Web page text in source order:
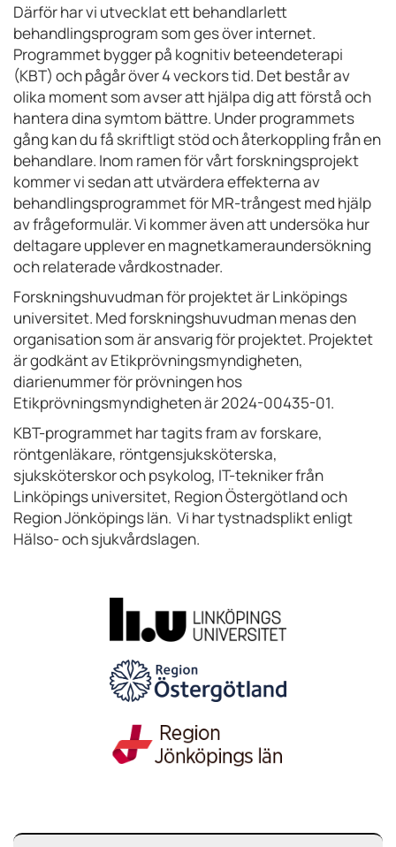
Därför har vi utvecklat ett behandlarlett
behandlingsprogram som ges över internet.
Programmet bygger på kognitiv beteendeterapi
(KBT) och pågår över 4 veckors tid. Det består av
olika moment som avser att hjälpa dig att förstå och
hantera dina symtom bättre. Under programmets
gång kan du få skriftligt stöd och återkoppling från en
behandlare. Inom ramen för vårt forskningsprojekt
kommer vi sedan att utvärdera effekterna av
behandlingsprogrammet för MR-trångest med hjälp
av frågeformulär. Vi kommer även att undersöka hur
deltagare upplever en magnetkameraundersökning
och relaterade vårdkostnader.
Forskningshuvudman för projektet är Linköpings
universitet. Med forskningshuvudman menas den
organisation som är ansvarig för projektet. Projektet
är godkänt av Etikprövningsmyndigheten,
diarienummer för prövningen hos
Etikprövningsmyndigheten är 2024-00435-01.
KBT-programmet har tagits fram av forskare,
röntgenläkare, röntgensjuksköterska,
sjuksköterskor och psykolog, IT-tekniker från
Linköpings universitet, Region Östergötland och
Region Jönköpings län. Vi har tystnadsplikt enligt
Hälso- och sjukvårdslagen.